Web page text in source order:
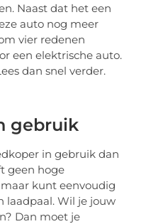
Naast dat het een
auto nog meer
vier redenen
een elektrische auto.
dan snel verder.
gebruik
in gebruik dan
geen hoge
kunt eenvoudig
laadpaal. Wil je jouw
Dan moet je